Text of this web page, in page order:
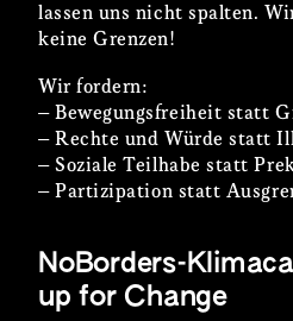
lassen uns nicht spalten.
keine Grenzen!
Wir fordern:
– Bewegungsfreiheit statt
– Rechte und Würde statt
– Soziale Teilhabe statt
– Partizipation statt
NoBorders-
up for Change